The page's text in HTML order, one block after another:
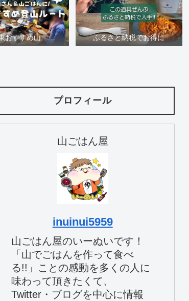
おすすめ山 ふるさと納税でお得に
プロフィール
山ごはん屋
inuinui5959
山ごはん屋のいーぬいです！
「山でごはんを作って食べ
る!!」ことの感動を多くの人に
味わって頂きたくて、
Twitter・ブログを中心に情報